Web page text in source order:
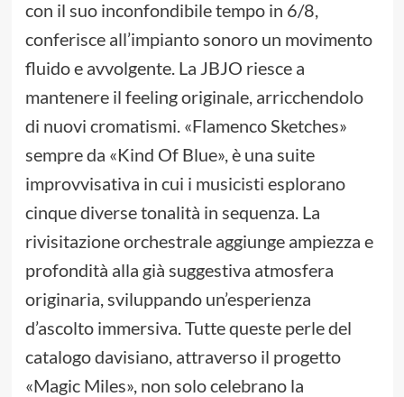
con il suo inconfondibile tempo in 6/8,
conferisce all’impianto sonoro un movimento
fluido e avvolgente. La JBJO riesce a
mantenere il feeling originale, arricchendolo
di nuovi cromatismi. «Flamenco Sketches»
sempre da «Kind Of Blue», è una suite
improvvisativa in cui i musicisti esplorano
cinque diverse tonalità in sequenza. La
rivisitazione orchestrale aggiunge ampiezza e
profondità alla già suggestiva atmosfera
originaria, sviluppando un’esperienza
d’ascolto immersiva. Tutte queste perle del
catalogo davisiano, attraverso il progetto
«Magic Miles», non solo celebrano la